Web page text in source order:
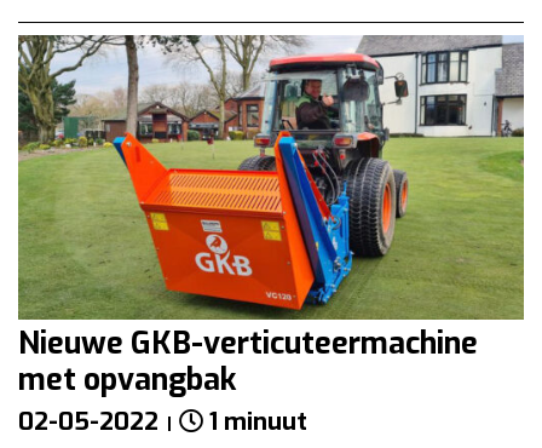
Nieuwe GKB-verticuteermachine
met opvangbak
02-05-2022 1 minuut